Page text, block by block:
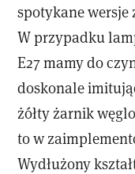
spotykane
W przypadku
E27 mamy do
doskonale
żółty żarnik
to w
Wydłużony